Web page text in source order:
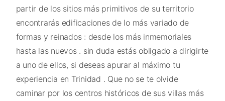
partir de los sitios más primitivos de su territorio
encontrarás edificaciones de lo más variado de
formas y reinados : desde los más inmemoriales
hasta las nuevos . sin duda estás obligado a dirigirte
a uno de ellos, si deseas apurar al máximo tu
experiencia en Trinidad . Que no se te olvide
caminar por los centros históricos de sus villas más